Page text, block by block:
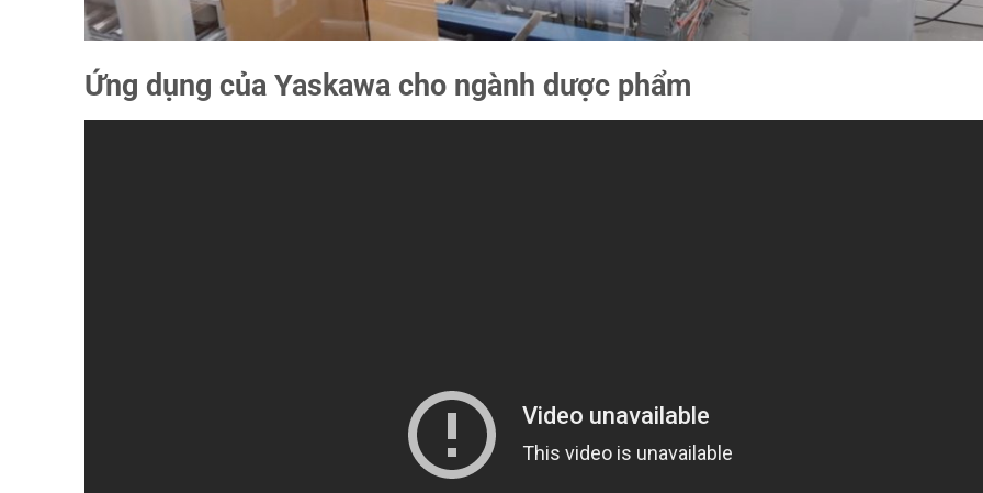
Ứng dụng của Yaskawa cho ngành dược phẩm